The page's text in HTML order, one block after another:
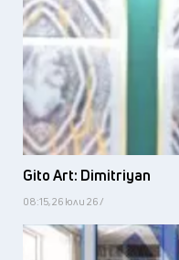
Gito Art: Dimitriyan
08:15, 26 юли 26 /